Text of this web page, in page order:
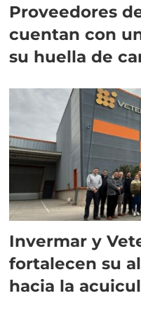
Proveedores
cuentan con
su huella de
Invermar y
fortalecen su
hacia la